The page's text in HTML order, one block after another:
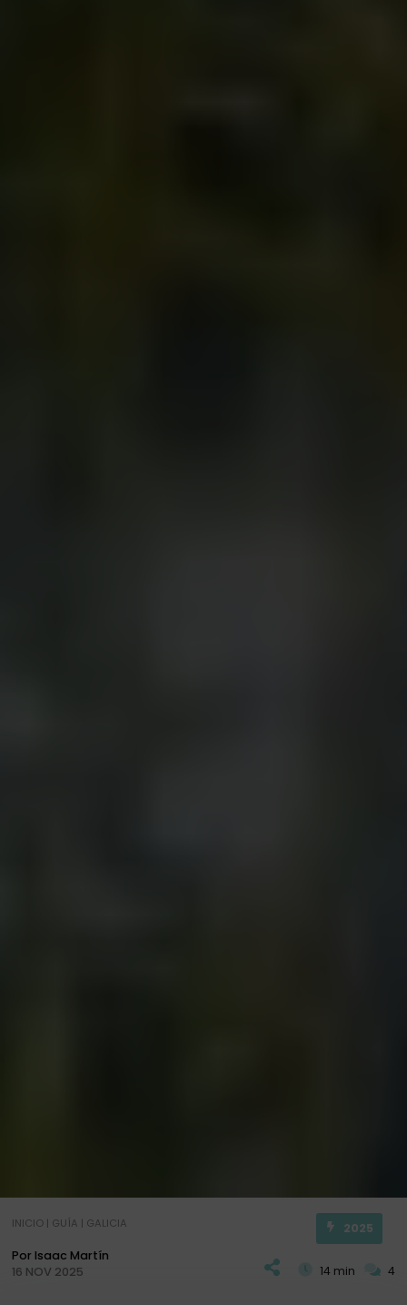
INICIO| GUÍA | GALICIA
2025
Por Isaac Martín
16 NOV 2025
14 min 4